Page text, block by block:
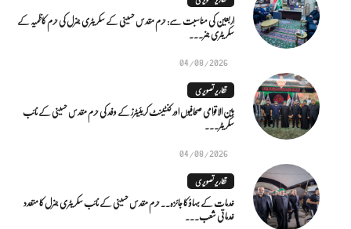
اربعین کی مناسبت سے: حرم مقدس حسینی کے سکریٹری جنرل کی حرم کاظمیہ کے
سکریٹری جنر...
04/08/2026
تقاریر تصویری
بین الاقوامی صحافیوں اور کنٹینٹ کریئیٹرز کے وفد کی حرم مقدس حسینی کے نائب
سکریٹر...
04/08/2026
تقاریر تصویری
خدمات کے بہاؤ کا جائزہ.. حرم مقدس حسینی کے نائب سکریٹری جنرل کا متعدد
خدماتی شعب...